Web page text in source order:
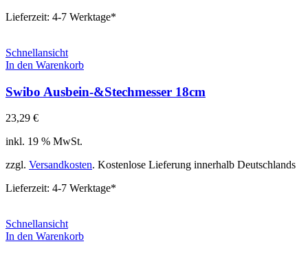
Lieferzeit: 4-7 Werktage*
Schnellansicht
In den Warenkorb
Swibo Ausbein-&Stechmesser 18cm
23,29 €
inkl. 19 % MwSt.
zzgl. Versandkosten. Kostenlose Lieferung innerhalb Deutschlands
Lieferzeit: 4-7 Werktage*
Schnellansicht
In den Warenkorb